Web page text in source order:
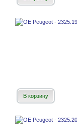
В корзину